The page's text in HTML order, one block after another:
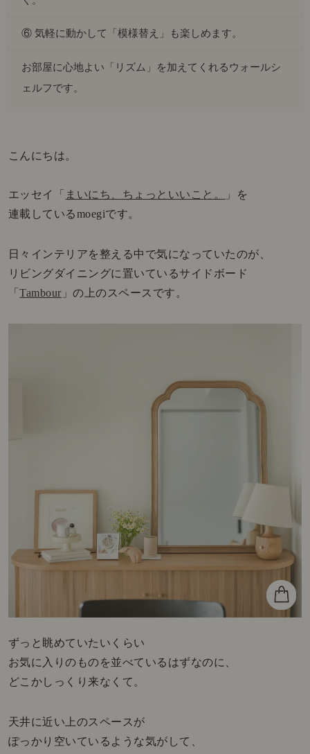
こんにちは。
エッセイ「 まいにち、ちょっといいこと。
」を
連載しているmoegiです。
日々インテリアを整える中で気になっていたのが、
リビングダイニングに置いているサイドボード
「Tambour 」の上のスペースです。
ずっと眺めていたいくらい
お気に入りのものを並べているはずなのに、
どこかしっくり来なくて。
天井に近い上のスペースが
ぽっかり空いているような気がして、
⑥ 気軽に動かして「模様替え」も楽しめます。
お部屋に心地よい「リズム」を加えてくれるウォールシ
ェルフです。